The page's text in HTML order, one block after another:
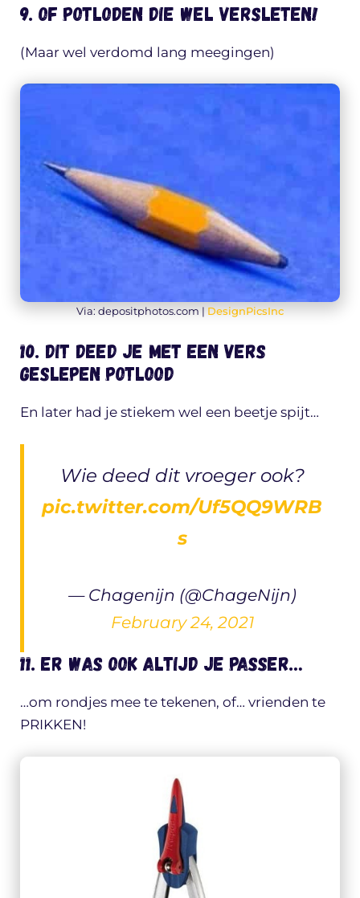
9. Of potloden die wel versleten!
(Maar wel verdomd lang meegingen)
Via: depositphotos.com | DesignPicsInc
10. Dit deed je met een vers
geslepen potlood
En later had je stiekem wel een beetje spijt…
Wie deed dit vroeger ook?
pic.twitter.com/Uf5QQ9WRB
s
— Chagenijn (@ChageNijn)
February 24, 2021
11. Er was ook altijd je passer…
…om rondjes mee te tekenen, of… vrienden te
PRIKKEN!